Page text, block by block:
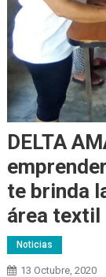
DELTA
te brinda
área textil
Noticias
13 Octubre, 2020